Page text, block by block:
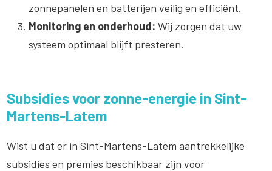
zonnepanelen en batterijen veilig en efficiënt.
Monitoring en onderhoud: Wij zorgen dat uw
systeem optimaal blijft presteren.
Subsidies voor zonne-energie in Sint-
Martens-Latem
Wist u dat er in Sint-Martens-Latem aantrekkelijke
subsidies en premies beschikbaar zijn voor